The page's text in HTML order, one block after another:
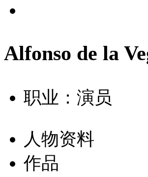
Alfonso de la
职业：演员
人物资料
作品